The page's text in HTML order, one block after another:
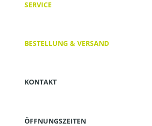
SERVICE
BESTELLUNG & VERSAND
KONTAKT
ÖFFNUNGSZEITEN